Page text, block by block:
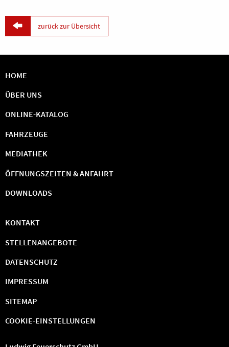
 zurück zur Übersicht
HOME
ÜBER UNS
ONLINE-KATALOG
FAHRZEUGE
MEDIATHEK
ÖFFNUNGSZEITEN & ANFAHRT
DOWNLOADS
KONTAKT
STELLENANGEBOTE
DATENSCHUTZ
IMPRESSUM
SITEMAP
COOKIE-EINSTELLUNGEN